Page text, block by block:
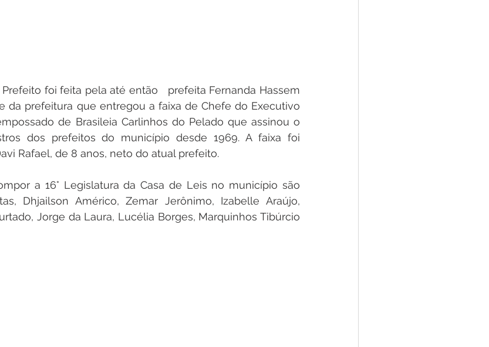
foi feita pela até então   prefeita Fernanda Hassem
da prefeitura que entregou a faixa de Chefe do Executivo
de Brasileia Carlinhos do Pelado que assinou o
dos prefeitos do município desde 1969. A faixa foi
Rafael, de 8 anos, neto do atual prefeito.
a 16° Legislatura da Casa de Leis no município são
Dhjailson Américo, Zemar Jerônimo, Izabelle Araújo,
Jorge da Laura, Lucélia Borges, Marquinhos Tibúrcio